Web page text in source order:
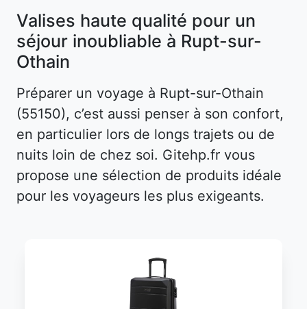
Valises haute qualité pour un
séjour inoubliable à Rupt-sur-
Othain
Préparer un voyage à Rupt-sur-Othain
(55150), c’est aussi penser à son confort,
en particulier lors de longs trajets ou de
nuits loin de chez soi. Gitehp.fr vous
propose une sélection de produits idéale
pour les voyageurs les plus exigeants.